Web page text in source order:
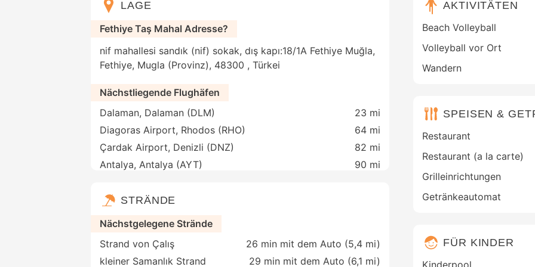
LAGE
Fethiye Taş Mahal Adresse?
nif mahallesi sandık (nif) sokak, dış kapı:18/1A Fethiye Muğla,
Fethiye, Mugla (Provinz), 48300 , Türkei
Nächstliegende Flughäfen
Dalaman, Dalaman (DLM)
23 mi
Diagoras Airport, Rhodos (RHO)
64 mi
Çardak Airport, Denizli (DNZ)
82 mi
Antalya, Antalya (AYT)
90 mi
STRÄNDE
Nächstgelegene Strände
Strand von Çalış
26 min mit dem Auto (5,4 mi)
kleiner Samanlık Strand
29 min mit dem Auto (6,1 mi)
AKTIVITÄTEN
Beach Volleyball
Volleyball vor Ort
Wandern
SPEISEN &
Restaurant
Restaurant (a la carte)
Grilleinrichtungen
Getränkeautomat
FÜR KINDER